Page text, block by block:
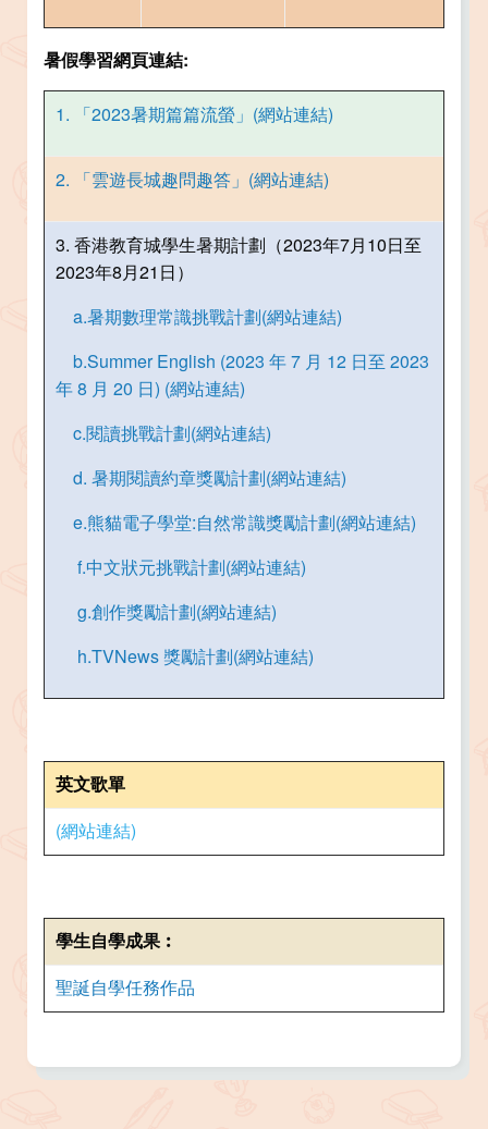
暑假學習網頁連結:
1. 「2023暑期篇篇流螢」(網站連結)
2. 「雲遊長城趣問趣答」(網站連結)
3. 香港教育城學生暑期計劃（2023年7月10日至
2023年8月21日）
a.暑期數理常識挑戰計劃(網站連結)
b.Summer English (2023 年 7 月 12 日至 2023
年 8 月 20 日) (網站連結)
c.閱讀挑戰計劃(網站連結)
d. 暑期閱讀約章獎勵計劃(網站連結)
e.熊貓電子學堂:自然常識獎勵計劃(網站連結)
f.中文狀元挑戰計劃(網站連結)
g.創作獎勵計劃(網站連結)
h.TVNews 獎勵計劃(網站連結)
英文歌單
(網站連結)
學生自學成果︰
聖誕自學任務作品